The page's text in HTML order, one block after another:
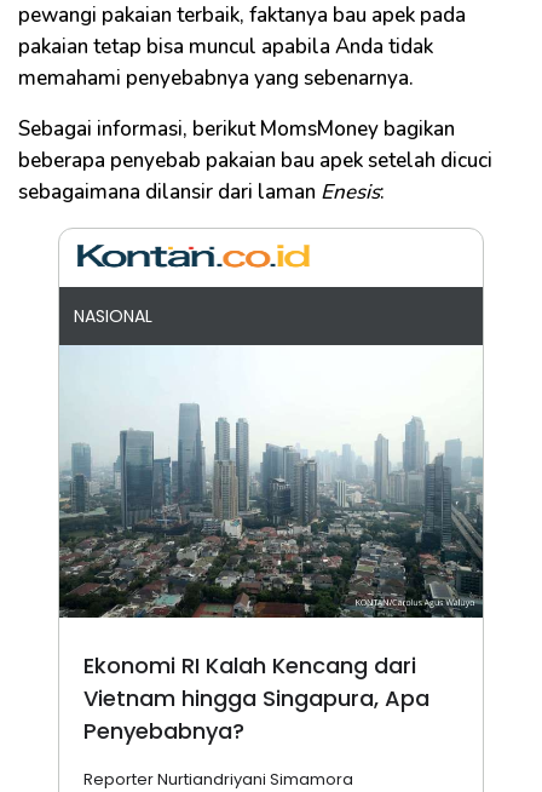
pewangi pakaian terbaik, faktanya bau apek pada
pakaian tetap bisa muncul apabila Anda tidak
memahami penyebabnya yang sebenarnya.
Sebagai informasi, berikut MomsMoney bagikan
beberapa penyebab pakaian bau apek setelah dicuci
sebagaimana dilansir dari laman Enesis:
NASIONAL
Ekonomi RI Kalah Kencang dari
Vietnam hingga Singapura, Apa
Penyebabnya?
Reporter Nurtiandriyani Simamora